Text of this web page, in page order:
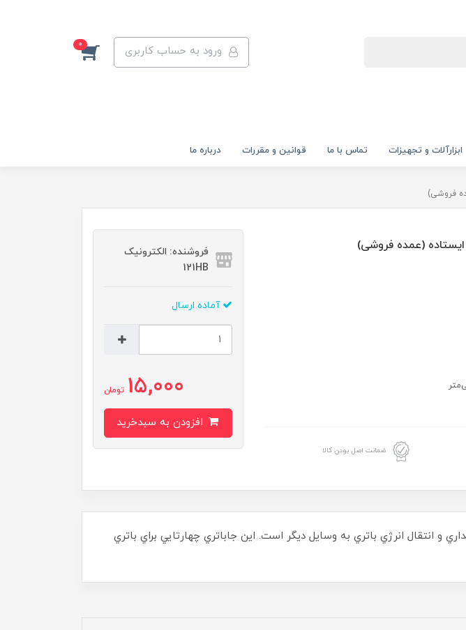
ورود به حساب کاربری 0
ابزارآلات و تجهیزات تماس با ما قوانين و مقررات درباره ما
فروشی)
ایستاده (عمده فروشی)
ضمانت اصل بودن کالا
فروشنده: الکترونیک
121HB
آماده ارسال
15,000 تومان
و انتقال انرژي باتري به وسايل ديگر است. اين جاباتري چهارتايي براي باتري